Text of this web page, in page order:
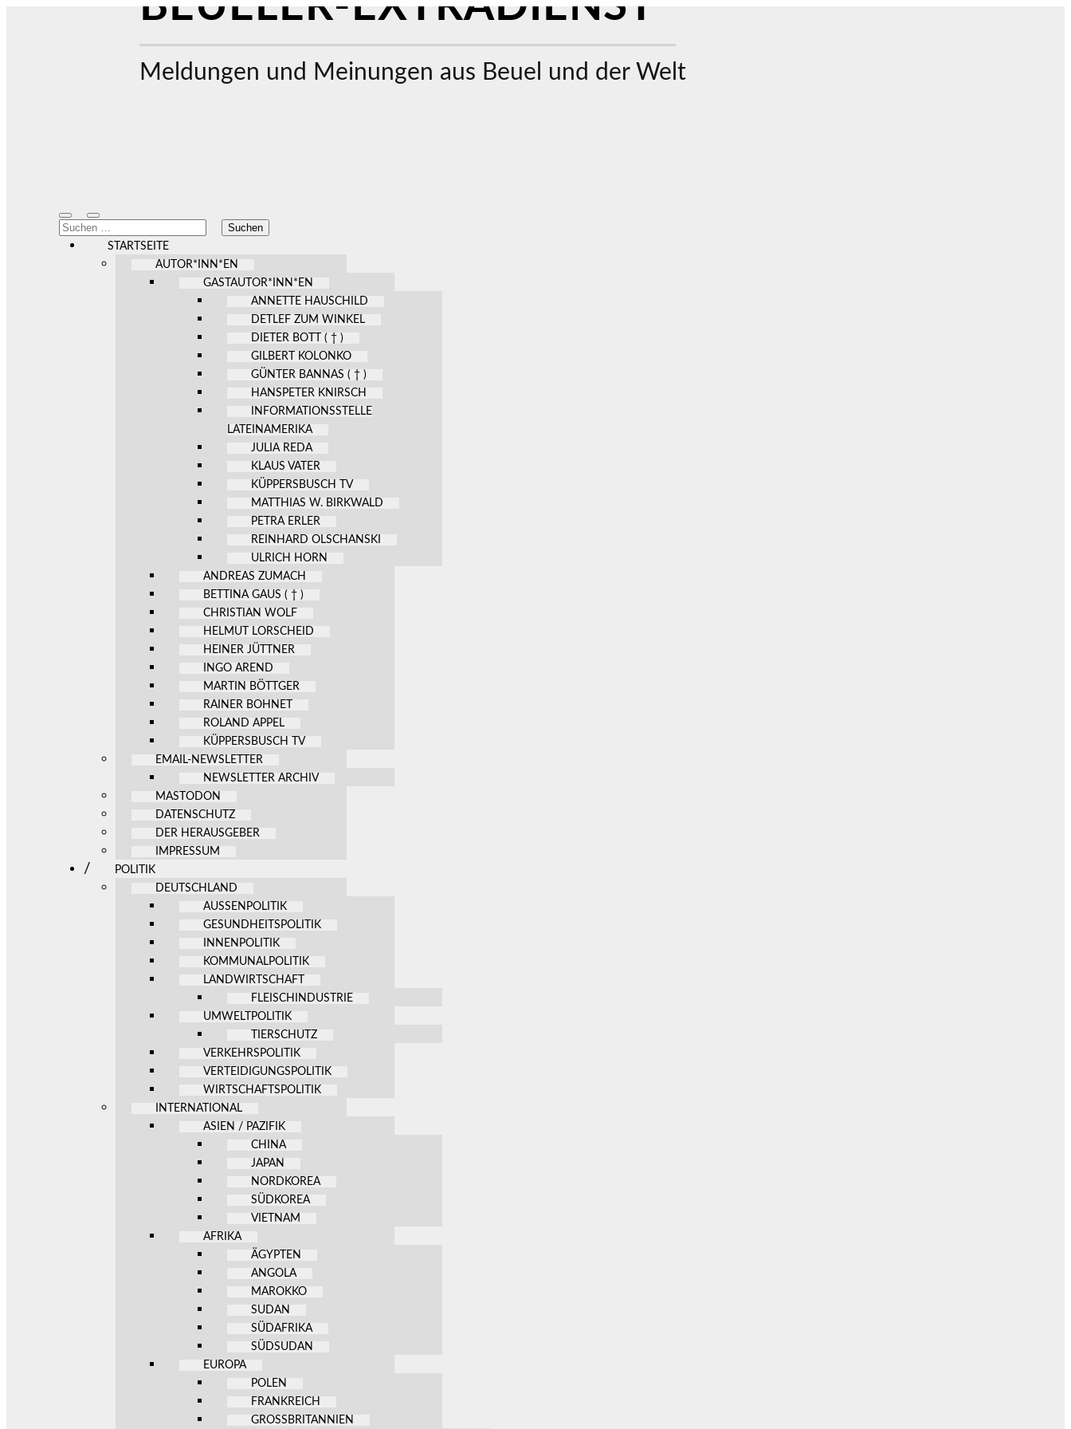
Meldungen und Meinungen aus Beuel und der Welt
Mobile-
Menü
ein-/ausblenden
Suchfeld
ein-/ausblenden
Suchen
nach:
STARTSEITE
AUTOR*INN*EN
GASTAUTOR*INN*EN
ANNETTE HAUSCHILD
DETLEF ZUM WINKEL
DIETER BOTT ( † )
GILBERT KOLONKO
GÜNTER BANNAS ( † )
HANSPETER KNIRSCH
INFORMATIONSSTELLE
LATEINAMERIKA
JULIA REDA
KLAUS VATER
KÜPPERSBUSCH TV
MATTHIAS W. BIRKWALD
PETRA ERLER
REINHARD OLSCHANSKI
ULRICH HORN
ANDREAS ZUMACH
BETTINA GAUS ( † )
CHRISTIAN WOLF
HELMUT LORSCHEID
HEINER JÜTTNER
INGO AREND
MARTIN BÖTTGER
RAINER BOHNET
ROLAND APPEL
KÜPPERSBUSCH TV
EMAIL-NEWSLETTER
NEWSLETTER ARCHIV
MASTODON
DATENSCHUTZ
DER HERAUSGEBER
IMPRESSUM
POLITIK
DEUTSCHLAND
AUSSENPOLITIK
GESUNDHEITSPOLITIK
INNENPOLITIK
KOMMUNALPOLITIK
LANDWIRTSCHAFT
FLEISCHINDUSTRIE
UMWELTPOLITIK
TIERSCHUTZ
VERKEHRSPOLITIK
VERTEIDIGUNGSPOLITIK
WIRTSCHAFTSPOLITIK
INTERNATIONAL
ASIEN / PAZIFIK
CHINA
JAPAN
NORDKOREA
SÜDKOREA
VIETNAM
AFRIKA
ÄGYPTEN
ANGOLA
MAROKKO
SUDAN
SÜDAFRIKA
SÜDSUDAN
EUROPA
POLEN
FRANKREICH
GROSSBRITANNIEN